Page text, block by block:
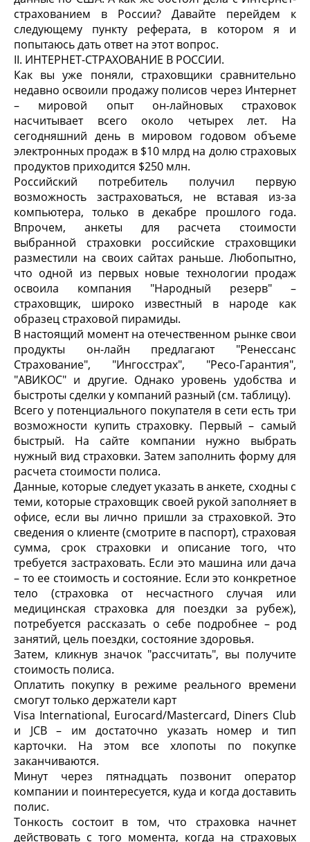
страхованием в России? Давайте перейдем к
следующему пункту реферата, в котором я и
попытаюсь дать ответ на этот вопрос.
II. ИНТЕРНЕТ-СТРАХОВАНИЕ В РОССИИ.
Как вы уже поняли, страховщики сравнительно
недавно освоили продажу полисов через Интернет
– мировой опыт он-лайновых страховок
насчитывает всего около четырех лет. На
сегодняшний день в мировом годовом объеме
электронных продаж в $10 млрд на долю страховых
продуктов приходится $250 млн.
Российский потребитель получил первую
возможность застраховаться, не вставая из-за
компьютера, только в декабре прошлого года.
Впрочем, анкеты для расчета стоимости
выбранной страховки российские страховщики
разместили на своих сайтах раньше. Любопытно,
что одной из первых новые технологии продаж
освоила компания "Народный резерв" –
страховщик, широко известный в народе как
образец страховой пирамиды.
В настоящий момент на отечественном рынке свои
продукты он-лайн предлагают "Ренессанс
Страхование", "Ингосстрах", "Ресо-Гарантия",
"АВИКОС" и другие. Однако уровень удобства и
быстроты сделки у компаний разный (см. таблицу).
Всего у потенциального покупателя в сети есть три
возможности купить страховку. Первый – самый
быстрый. На сайте компании нужно выбрать
нужный вид страховки. Затем заполнить форму для
расчета стоимости полиса.
Данные, которые следует указать в анкете, сходны с
теми, которые страховщик своей рукой заполняет в
офисе, если вы лично пришли за страховкой. Это
сведения о клиенте (смотрите в паспорт), страховая
сумма, срок страховки и описание того, что
требуется застраховать. Если это машина или дача
– то ее стоимость и состояние. Если это конкретное
тело (страховка от несчастного случая или
медицинская страховка для поездки за рубеж),
потребуется рассказать о себе подробнее – род
занятий, цель поездки, состояние здоровья.
Затем, кликнув значок "рассчитать", вы получите
стоимость полиса.
Оплатить покупку в режиме реального времени
смогут только держатели карт
Visa International, Eurocard/Mastercard, Diners Club
и JCB – им достаточно указать номер и тип
карточки. На этом все хлопоты по покупке
заканчиваются.
Минут через пятнадцать позвонит оператор
компании и поинтересуется, куда и когда доставить
полис.
Тонкость состоит в том, что страховка начнет
действовать с того момента, когда на страховых